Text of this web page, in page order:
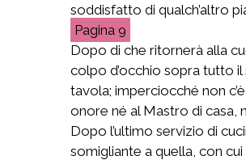
soddisfatto di qualch’altro
9
Dopo di che ritornerà alla
colpo d’occhio sopra tutto
tavola; imperciocché non
onore né al Mastro di casa,
Dopo l’ultimo servizio di
somigliante a quella, con